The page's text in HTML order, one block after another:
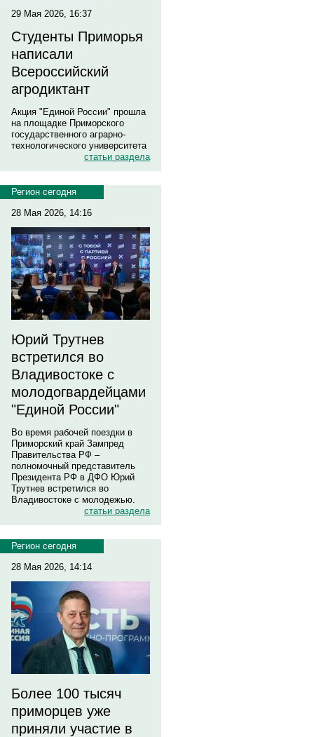
29 Мая 2026, 16:37
Студенты Приморья
написали
Всероссийский
агродиктант
Акция "Единой России" прошла
на площадке Приморского
государственного аграрно-
технологического университета
статьи раздела
Регион сегодня
28 Мая 2026, 14:16
Юрий Трутнев
встретился во
Владивостоке с
молодогвардейцами
"Единой России"
Во время рабочей поездки в
Приморский край Зампред
Правительства РФ –
полномочный представитель
Президента РФ в ДФО Юрий
Трутнев встретился во
Владивостоке с молодежью.
статьи раздела
Регион сегодня
28 Мая 2026, 14:14
Более 100 тысяч
приморцев уже
приняли участие в